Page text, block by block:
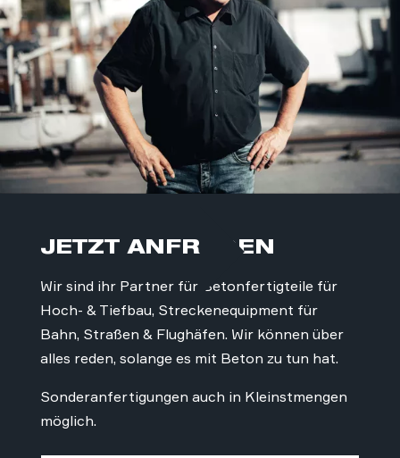
JETZT ANFRAGEN
Wir sind ihr Partner für Betonfertigteile für
Hoch- & Tiefbau, Streckenequipment für
Bahn, Straßen & Flughäfen. Wir können über
alles reden, solange es mit Beton zu tun hat.
Sonderanfertigungen auch in Kleinstmengen
möglich.